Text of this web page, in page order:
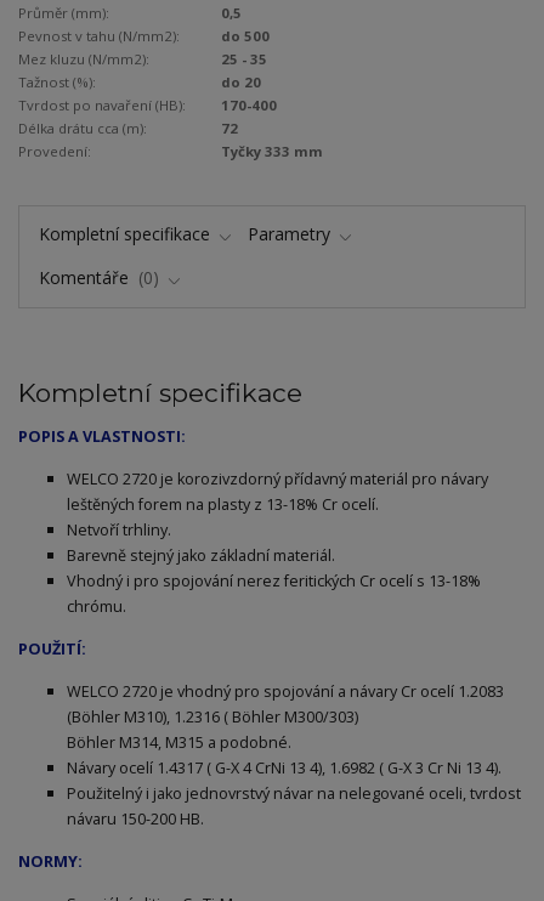
Průměr (mm):
0,5
Pevnost v tahu (N/mm2):
do 500
Mez kluzu (N/mm2):
25 - 35
Tažnost (%):
do 20
Tvrdost po navaření (HB):
170-400
Délka drátu cca (m):
72
Provedení:
Tyčky 333 mm
Kompletní specifikace
Parametry
Komentáře
0
Kompletní specifikace
POPIS A VLASTNOSTI:
WELCO 2720 je korozivzdorný přídavný materiál pro návary
leštěných forem na plasty z 13-18% Cr ocelí.
Netvoří trhliny.
Barevně stejný jako základní materiál.
Vhodný i pro spojování nerez feritických Cr ocelí s 13-18%
chrómu.
POUŽITÍ:
WELCO 2720 je vhodný pro spojování a návary Cr ocelí 1.2083
(Böhler M310), 1.2316 ( Böhler M300/303)
Böhler M314, M315 a podobné.
Návary ocelí 1.4317 ( G-X 4 CrNi 13 4), 1.6982 ( G-X 3 Cr Ni 13 4).
Použitelný i jako jednovrstvý návar na nelegované oceli, tvrdost
návaru 150-200 HB.
NORMY: